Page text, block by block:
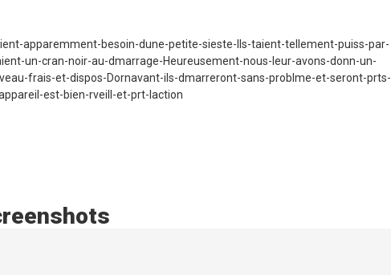
apparemment-besoin-dune-petite-sieste-Ils-taient-tellement-puiss-par-
un-cran-noir-au-dmarrage-Heureusement-nous-leur-avons-donn-un-
frais-et-dispos-Dornavant-ils-dmarreront-sans-problme-et-seront-prts-
est-bien-rveill-et-prt-laction